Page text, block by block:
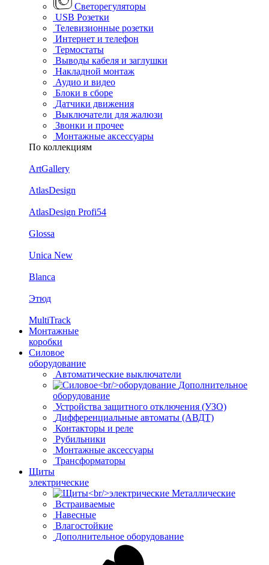
Светорегуляторы
USB Розетки
Телевизионные розетки
Интернет и телефон
Термостаты
Выводы кабеля и заглушки
Накладной монтаж
Аудио и видео
Блоки в сборе
Датчики движения
Выключатели для жалюзи
Звонки и прочее
Монтажные аксессуары
По коллекциям
ArtGallery
AtlasDesign
AtlasDesign Profi54
Glossa
Unica New
Blanca
Этюд
MultiTrack
Монтажные
коробки
Силовое
оборудование
Автоматические выключатели
Дополнительное
оборудование
Устройства защитного отключения (УЗО)
Дифференциальные автоматы (АВДТ)
Контакторы и реле
Рубильники
Монтажные аксессуары
Трансформаторы
Щиты
электрические
Металлические
Встраиваемые
Навесные
Влагостойкие
Дополнительное оборудование